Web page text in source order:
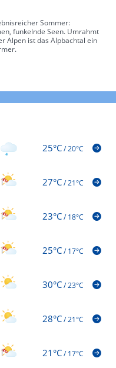
Sommer:
funkelnde Seen. Umrahmt
Alpen ist das Alpbachtal ein
25°C/20°C
27°C/21°C
23°C/18°C
25°C/17°C
30°C/23°C
28°C/21°C
21°C/17°C